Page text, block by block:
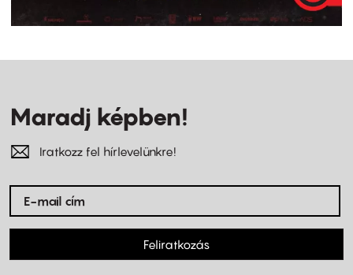
Maradj képben!
Iratkozz fel hírlevelünkre!
Feliratkozás